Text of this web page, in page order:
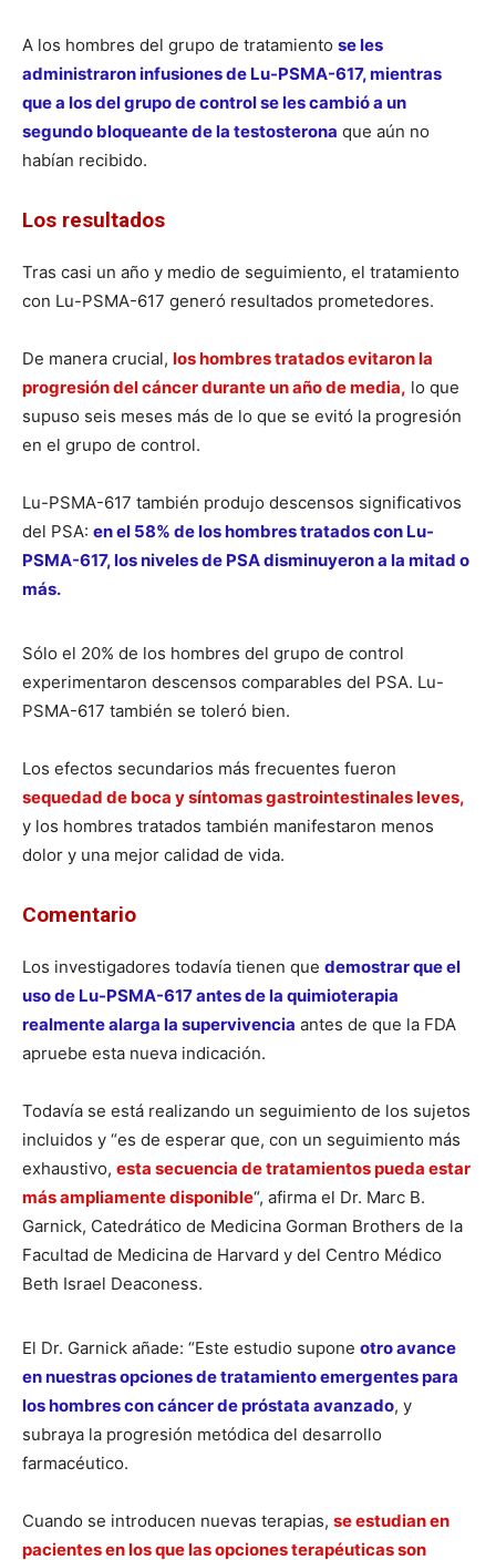
A los hombres del grupo de tratamiento se les
administraron infusiones de Lu-PSMA-617, mientras
que a los del grupo de control se les cambió a un
segundo bloqueante de la testosterona que aún no
habían recibido.
Los resultados
Tras casi un año y medio de seguimiento, el tratamiento
con Lu-PSMA-617 generó resultados prometedores.
De manera crucial, los hombres tratados evitaron la
progresión del cáncer durante un año de media, lo que
supuso seis meses más de lo que se evitó la progresión
en el grupo de control.
Lu-PSMA-617 también produjo descensos significativos
del PSA: en el 58% de los hombres tratados con Lu-
PSMA-617, los niveles de PSA disminuyeron a la mitad o
más.
Sólo el 20% de los hombres del grupo de control
experimentaron descensos comparables del PSA. Lu-
PSMA-617 también se toleró bien.
Los efectos secundarios más frecuentes fueron
sequedad de boca y síntomas gastrointestinales leves,
y los hombres tratados también manifestaron menos
dolor y una mejor calidad de vida.
Comentario
Los investigadores todavía tienen que demostrar que el
uso de Lu-PSMA-617 antes de la quimioterapia
realmente alarga la supervivencia antes de que la FDA
apruebe esta nueva indicación.
Todavía se está realizando un seguimiento de los sujetos
incluidos y “es de esperar que, con un seguimiento más
exhaustivo, esta secuencia de tratamientos pueda estar
más ampliamente disponible“, afirma el Dr. Marc B.
Garnick, Catedrático de Medicina Gorman Brothers de la
Facultad de Medicina de Harvard y del Centro Médico
Beth Israel Deaconess.
El Dr. Garnick añade: “Este estudio supone otro avance
en nuestras opciones de tratamiento emergentes para
los hombres con cáncer de próstata avanzado, y
subraya la progresión metódica del desarrollo
farmacéutico.
Cuando se introducen nuevas terapias, se estudian en
pacientes en los que las opciones terapéuticas son